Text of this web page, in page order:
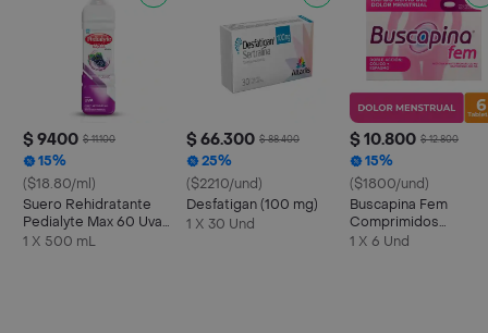
$ 9400 $ 11.100
15%
($18.80/ml)
Suero Rehidratante
Pedialyte Max 60 Uva
Frasco 500 mL
1 X 500 mL
$ 66.300 $ 88.400
25%
($2210/und)
Desfatigan (100 mg)
1 X 30 Und
$ 10.800 $ 12.800
15%
($1800/und)
Buscapina Fem
Comprimidos
Recubiertos
1 X 6 Und